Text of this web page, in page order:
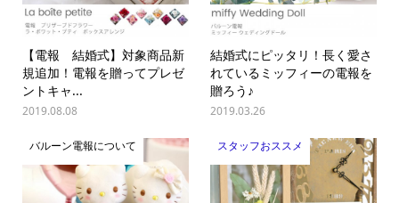
【電報 結婚式】対象商品新
規追加！電報を贈ってプレゼ
ントキャ...
2019.08.08
結婚式にピッタリ！長く愛さ
れているミッフィーの電報を
贈ろう♪
2019.03.26
バルーン電報について スタッフおススメ